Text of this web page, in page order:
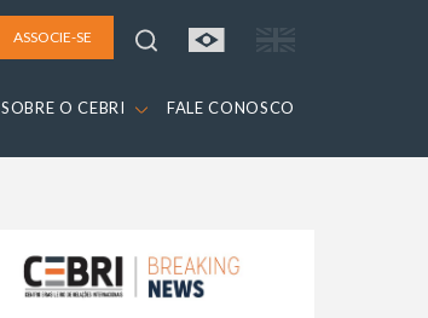
ASSOCIE-SE
SOBRE O CEBRI FALE CONOSCO